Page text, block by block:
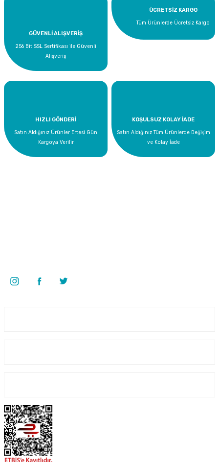
GTX Goldenpool Cleance Havuz Suyu Parlatıcı Berraklaştırıcı 10 KG
GÜVENLİ ALIŞVERİŞ
256 Bit SSL Sertifikası ile Güvenli
Alışveriş
ÜCRETSİZ KARGO
Tüm Ürünlerde Ücretsiz Kargo
HIZLI GÖNDERİ
Satın Aldığınız Ürünler Ertesi Gün
Kargoya Verilir
KOŞULSUZ KOLAY İADE
Satın Aldığınız Tüm Ürünlerde Değişim
ve Kolay İade